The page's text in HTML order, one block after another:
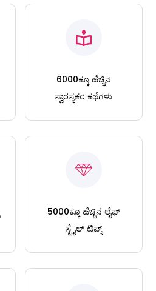
6000ಕ್ಕೂ ಹೆಚ್ಚಿನ
ಸ್ವಾರಸ್ಯಕರ ಕಥೆಗಳು
5000ಕ್ಕೂ ಹೆಚ್ಚಿನ ಲೈಫ್
ಸ್ಟೈಲ್ ಟಿಪ್ಸ್